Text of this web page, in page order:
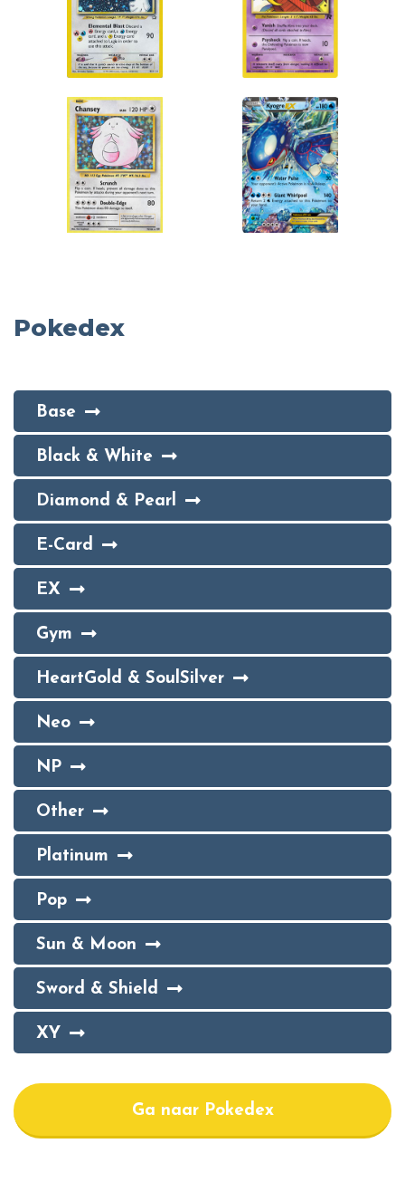
Pokedex
Base
Black & White
Diamond & Pearl
E-Card
EX
Gym
HeartGold & SoulSilver
Neo
NP
Other
Platinum
Pop
Sun & Moon
Sword & Shield
XY
Ga naar Pokedex